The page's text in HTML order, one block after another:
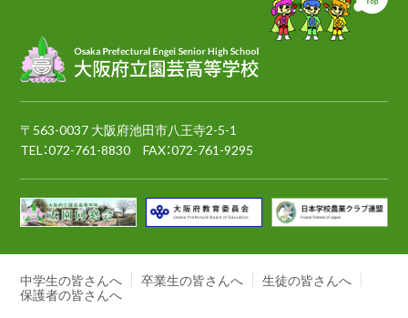
〒563-0037 大阪府池田市八王寺2-5-1
TEL：072-761-8830 FAX：072-761-9295
中学生の皆さんへ 卒業生の皆さんへ
生徒の皆さんへ
保護者の皆さんへ